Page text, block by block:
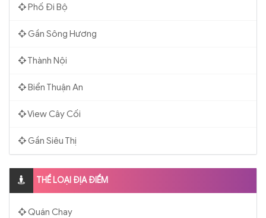
Phố Đi Bộ
Gần Sông Hương
Thành Nội
Biển Thuận An
View Cây Cối
Gần Siêu Thị
THỂ LOẠI ĐỊA ĐIỂM
Quán Chay